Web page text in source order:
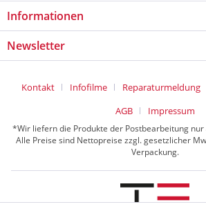
Informationen
Newsletter
Kontakt Infofilme Reparaturmeldung
AGB
Impressum
*Wir liefern die Produkte der Postbearbeitung nur
Alle Preise sind Nettopreise zzgl. gesetzlicher
Verpackung.